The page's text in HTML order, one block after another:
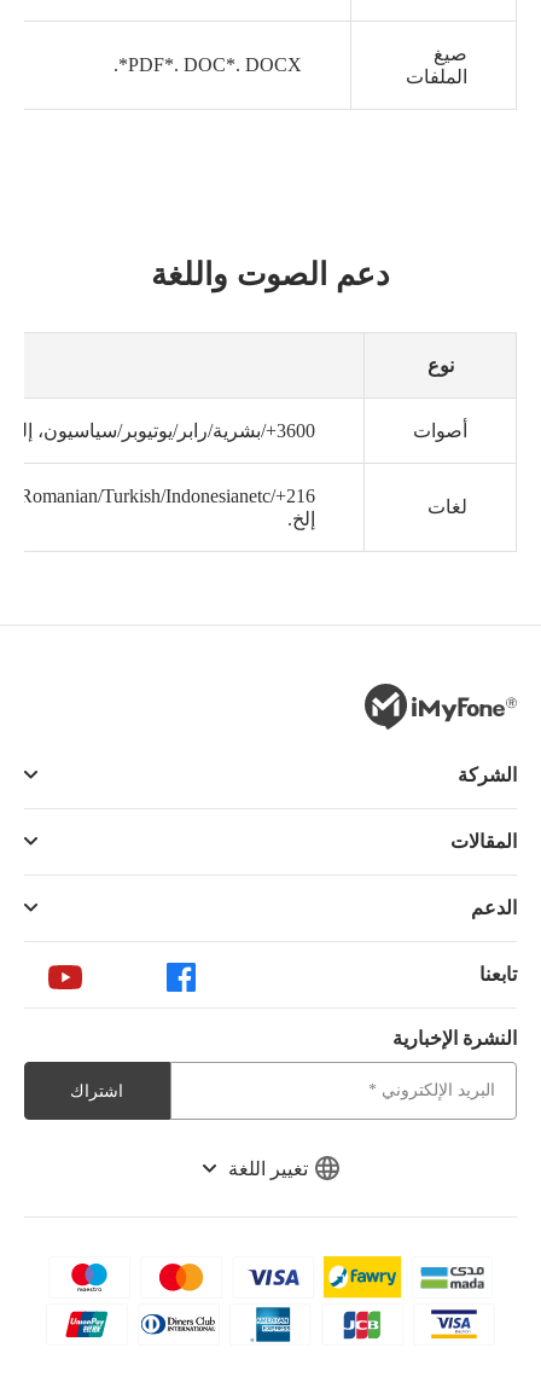
صيغ
الملفات
PDF*. DOC*. DOCX*.
دعم الصوت واللغة
نوع
أصوات 3600+/بشرية/رابر/يوتيوبر/سياسيون، إلخ.
لغات
إلخ.
تغيير اللغة
الشركة
المقالات
الدعم
تابعنا
النشرة الإخبارية
اشتراك